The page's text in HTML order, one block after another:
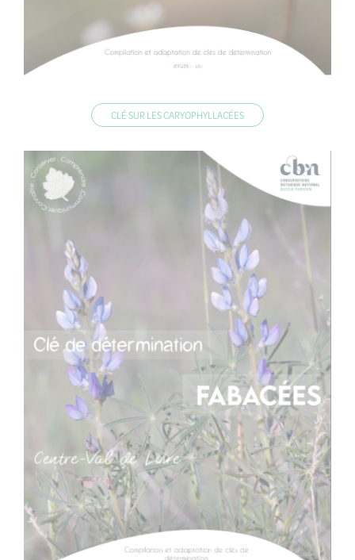
CLÉ SUR LES CARYOPHYLLACÉES